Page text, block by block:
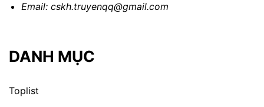
Email: cskh.truyenqq@gmail.com
DANH MỤC
Toplist